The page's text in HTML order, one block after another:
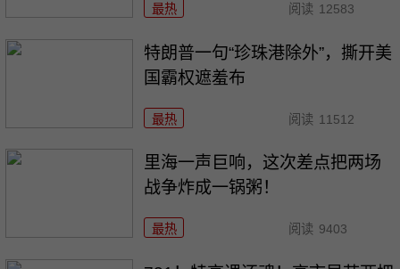
最热 阅读 12583
特朗普一句“珍珠港除外”，撕开美
国霸权遮羞布
最热 阅读 11512
里海一声巨响，这次差点把两场
战争炸成一锅粥！
最热 阅读 9403